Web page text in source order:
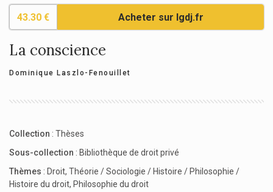
43.30 € Acheter sur lgdj.fr
La conscience
Dominique Laszlo-Fenouillet
Collection : Thèses
Sous-collection : Bibliothèque de droit privé
Thèmes : Droit, Théorie / Sociologie / Histoire / Philosophie /
Histoire du droit, Philosophie du droit